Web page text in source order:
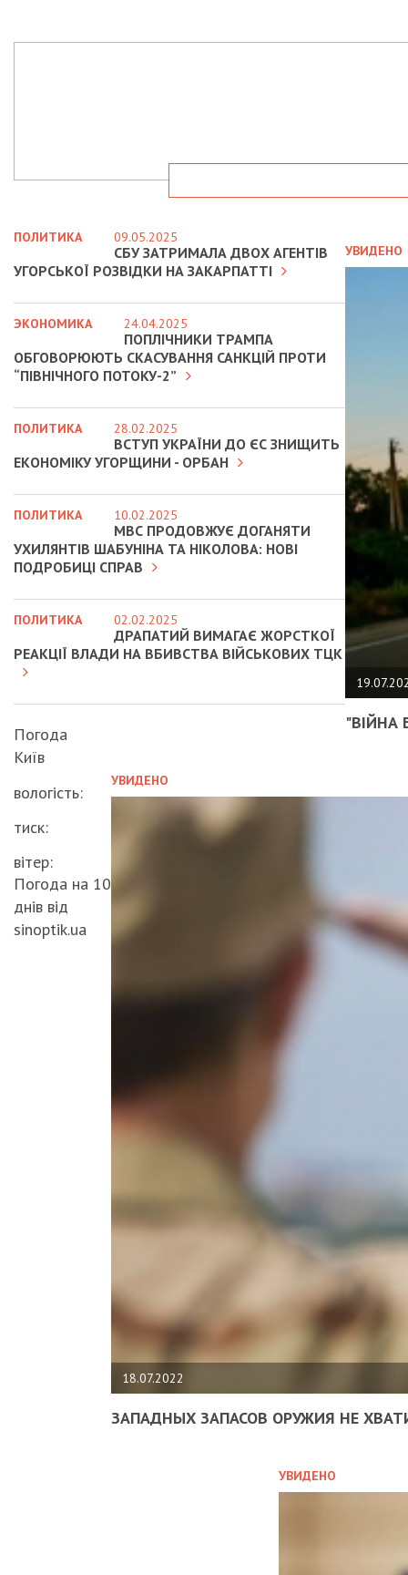
УВИДЕНО
"ВІЙНА
УВИДЕНО
18.07.2022
ЗАПАДНЫХ ЗАПАСОВ ОРУЖИЯ НЕ
УВИДЕНО
ПОЛИТИКА 09.05.2025
СБУ ЗАТРИМАЛА ДВОХ АГЕНТІВ
УГОРСЬКОЇ РОЗВІДКИ НА ЗАКАРПАТТІ
ЭКОНОМИКА 24.04.2025
ПОПЛІЧНИКИ ТРАМПА
ОБГОВОРЮЮТЬ СКАСУВАННЯ САНКЦІЙ ПРОТИ
“ПІВНІЧНОГО ПОТОКУ-2”
ПОЛИТИКА 28.02.2025
ВСТУП УКРАЇНИ ДО ЄС ЗНИЩИТЬ
ЕКОНОМІКУ УГОРЩИНИ - ОРБАН
ПОЛИТИКА 10.02.2025
МВС ПРОДОВЖУЄ ДОГАНЯТИ
УХИЛЯНТІВ ШАБУНІНА ТА НІКОЛОВА: НОВІ
ПОДРОБИЦІ СПРАВ
ПОЛИТИКА 02.02.2025
ДРАПАТИЙ ВИМАГАЄ ЖОРСТКОЇ
РЕАКЦІЇ ВЛАДИ НА ВБИВСТВА ВІЙСЬКОВИХ ТЦК
Погода
Київ
вологість:
тиск:
вітер:
Погода на 10
днів від
sinoptik.ua